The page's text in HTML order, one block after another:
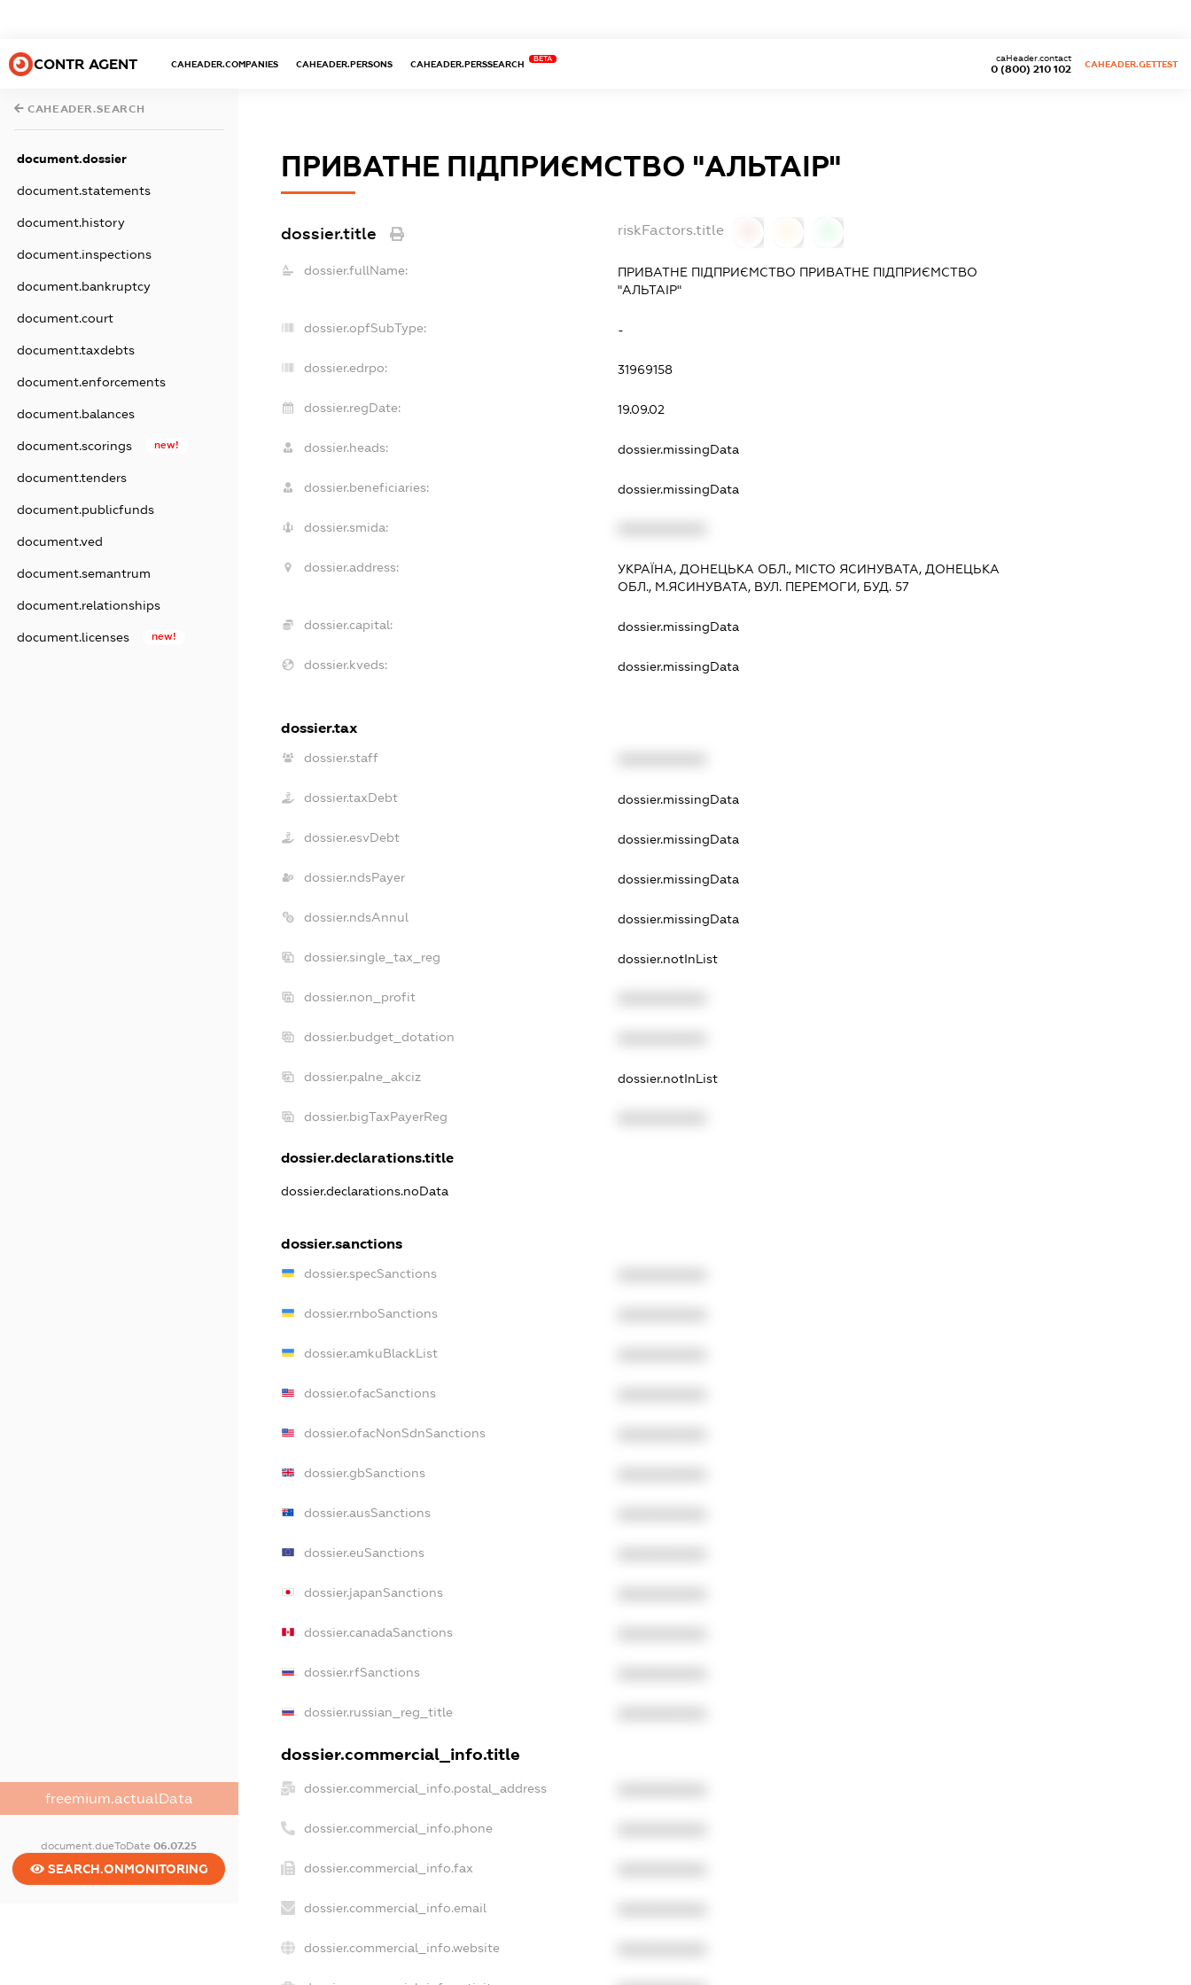
CONTR AGENT CAHEADER.COMPANIES CAHEADER.PERSONS CAHEADER.PERSSEARCH
BETA
0 (800) 210 102
caHeader.contact
CAHEADER.GETTEST
CAHEADER.SEARCH
document.dossier
document.statements
document.history
document.inspections
document.bankruptcy
document.court
document.taxdebts
document.enforcements
document.balances
document.scorings new!
document.tenders
document.publicfunds
document.ved
document.semantrum
document.relationships
document.licenses new!
freemium.actualData
document.dueToDate06.07.25
SEARCH.ONMONITORING
ПРИВАТНЕ ПІДПРИЄМСТВО "АЛЬТАІР"
dossier.title riskFactors.title
dossier.fullName:
ПРИВАТНЕ ПІДПРИЄМСТВО ПРИВАТНЕ ПІДПРИЄМСТВО
"АЛЬТАІР"
dossier.opfSubType: -
dossier.edrpo: 31969158
dossier.regDate: 19.09.02
dossier.heads: dossier.missingData
dossier.beneficiaries: dossier.missingData
dossier.smida:
dossier.address:
УКРАЇНА, ДОНЕЦЬКА ОБЛ., МІСТО ЯСИНУВАТА, ДОНЕЦЬКА
ОБЛ., М.ЯСИНУВАТА, ВУЛ. ПЕРЕМОГИ, БУД. 57
dossier.capital: dossier.missingData
dossier.kveds: dossier.missingData
dossier.tax
dossier.staff
dossier.taxDebt dossier.missingData
dossier.esvDebt dossier.missingData
dossier.ndsPayer dossier.missingData
dossier.ndsAnnul dossier.missingData
dossier.single_tax_reg dossier.notInList
dossier.non_profit
dossier.budget_dotation
dossier.palne_akciz dossier.notInList
dossier.bigTaxPayerReg
dossier.declarations.title
dossier.declarations.noData
dossier.sanctions
dossier.specSanctions
dossier.rnboSanctions
dossier.amkuBlackList
dossier.ofacSanctions
dossier.ofacNonSdnSanctions
dossier.gbSanctions
dossier.ausSanctions
dossier.euSanctions
dossier.japanSanctions
dossier.canadaSanctions
dossier.rfSanctions
dossier.russian_reg_title
dossier.commercial_info.title
dossier.commercial_info.postal_address
dossier.commercial_info.phone
dossier.commercial_info.fax
dossier.commercial_info.email
dossier.commercial_info.website